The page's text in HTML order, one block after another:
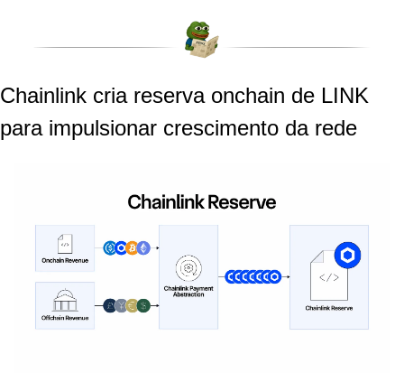
Chainlink cria reserva onchain de LINK
para impulsionar crescimento da rede